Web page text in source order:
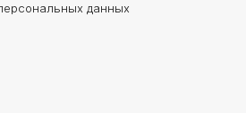
данных